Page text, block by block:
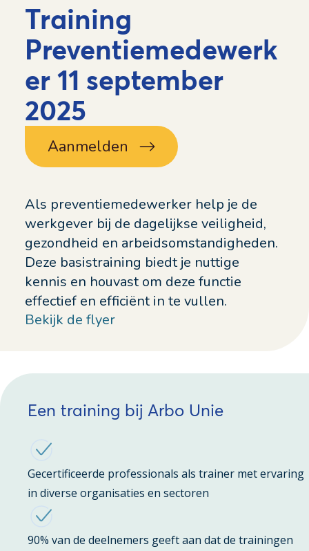
Training
Preventiemedewerk
er 11 september
2025
Aanmelden
Als preventiemedewerker help je de
werkgever bij de dagelijkse veiligheid,
gezondheid en arbeidsomstandigheden.
Deze basistraining biedt je nuttige
kennis en houvast om deze functie
effectief en efficiënt in te vullen.
Bekijk de flyer
Een training bij Arbo Unie
Gecertificeerde professionals als trainer met ervaring
in diverse organisaties en sectoren
90% van de deelnemers geeft aan dat de trainingen